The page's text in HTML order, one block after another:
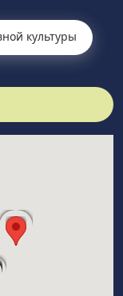
культуры